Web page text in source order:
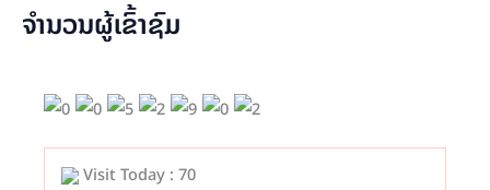
ຈຳນວນຜູ້ເຂົ້າຊົມ
Visit Today : 70